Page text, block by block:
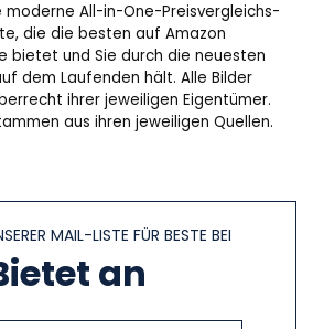
moderne All-in-One-Preisvergleichs-
die die besten auf Amazon
bietet und Sie durch die neuesten
dem Laufenden hält. Alle Bilder
ihrer jeweiligen Eigentümer.
aus ihren jeweiligen Quellen.
MAIL-LISTE FÜR BESTE BEI
an